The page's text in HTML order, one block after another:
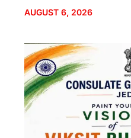
AUGUST 6, 2026